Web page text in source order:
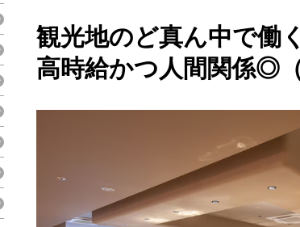
観光地のど真ん中で働
高時給かつ人間関係◎